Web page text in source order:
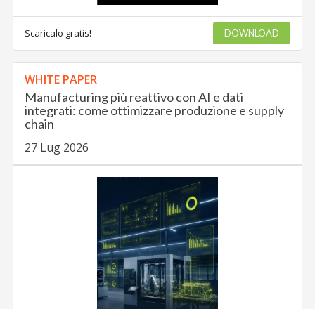
Scaricalo gratis! DOWNLOAD
WHITE PAPER
Manufacturing più reattivo con AI e dati
integrati: come ottimizzare produzione e supply
chain
27 Lug 2026